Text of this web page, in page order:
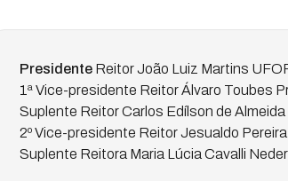
PresidenteReitor João Luiz Martins
1ª Vice-presidente Reitor Álvaro Toubes
Suplente Reitor Carlos Edílson de
2º Vice-presidente Reitor Jesualdo
Suplente Reitora Maria Lúcia Cavalli